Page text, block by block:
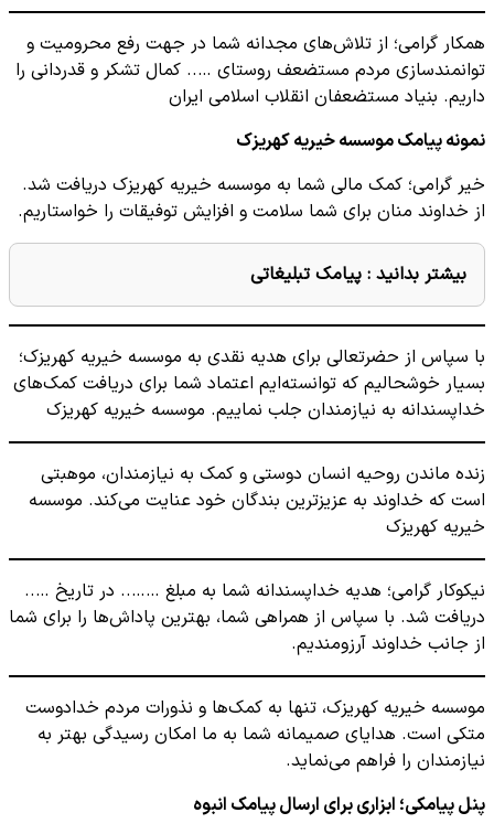
همکار گرامی؛ از تلاش‌های مجدانه شما در جهت رفع محرومیت و
توانمندسازی مردم مستضعف روستای ….. کمال تشکر و قدردانی را
داریم. بنیاد مستضعفان انقلاب اسلامی ایران
نمونه پیامک موسسه خیریه کهریزک
خیر گرامی؛ کمک مالی شما به موسسه خیریه کهریزک دریافت شد.
از خداوند منان برای شما سلامت و افزایش توفیقات را خواستاریم.
بیشتر بدانید : پیامک تبلیغاتی
با سپاس از حضرتعالی برای هدیه نقدی به موسسه خیریه کهریزک؛
بسیار خوشحالیم که توانسته‌ایم اعتماد شما برای دریافت کمک‌های
خداپسندانه به نیازمندان جلب نماییم. موسسه خیریه کهریزک
زنده ماندن روحیه انسان دوستی و کمک به نیازمندان، موهبتی
است که خداوند به عزیزترین بندگان خود عنایت می‌کند. موسسه
خیریه کهریزک
نیکوکار گرامی؛ هدیه خداپسندانه شما به مبلغ …….. در تاریخ …..
دریافت شد. با سپاس از همراهی شما، بهترین پاداش‌ها را برای شما
از جانب خداوند آرزومندیم.
موسسه خیریه کهریزک، تنها به کمک‌ها و نذورات مردم خدادوست
متکی است. هدایای صمیمانه شما به ما امکان رسیدگی بهتر به
نیازمندان را فراهم می‌نماید.
پنل پیامکی؛ ابزاری برای ارسال پیامک انبوه